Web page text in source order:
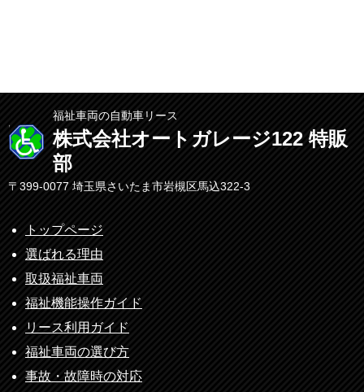
福祉車両の自動車リース
株式会社オートガレージ122 特販
部
〒399-0077 埼玉県さいたま市岩槻区馬込322-3
トップページ
選ばれる理由
取扱福祉車両
福祉機能操作ガイド
リース利用ガイド
福祉車両の選び方
事故・故障時の対応